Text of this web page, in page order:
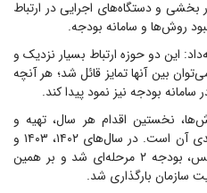
و دستگاه‌های اجرایی در ارتباط
روش‌ها و سامانه بودجه.
این دو حوزه ارتباط بسیار نزدیک و
بین آنها تمایز قائل شد؛ هر آنچه
سامانه بودجه نیز نمود پیدا کند.
نخستین اقدام هر سال، تهیه و
تدوین لایحه بودجه و برنامه زمان‌بندی آن است. در سال‌های ۱۴۰۲، ۱۴۰۳ و
۱۴۰۴ بر اساس آیین‌نامه داخلی مجلس، بودجه ۲ مرحله‌ای شد و بر همین
سازمان بارگذاری شد.